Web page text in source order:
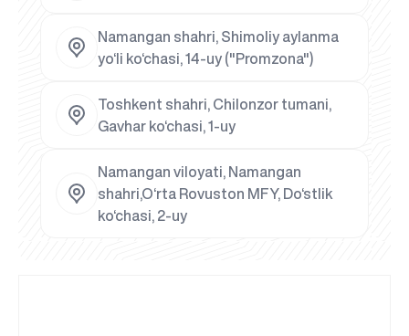
Namangan shahri, Shimoliy aylanma
yo‘li ko‘chasi, 14-uy ("Promzona")
Toshkent shahri, Chilonzor tumani,
Gavhar ko‘chasi, 1-uy
Namangan viloyati, Namangan
shahri,O‘rta Rovuston MFY, Do‘stlik
ko‘chasi, 2-uy